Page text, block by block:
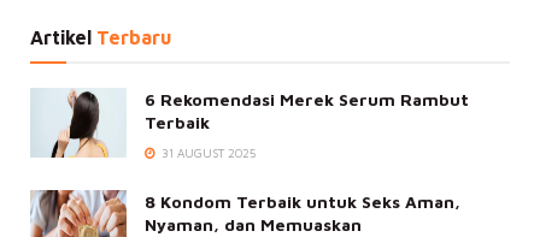
Artikel Terbaru
6 Rekomendasi Merek Serum Rambut
Terbaik
31 AUGUST 2025
8 Kondom Terbaik untuk Seks Aman,
Nyaman, dan Memuaskan